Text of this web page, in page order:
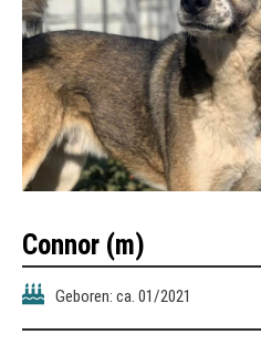
Connor (m)
Geboren: ca. 01/2021